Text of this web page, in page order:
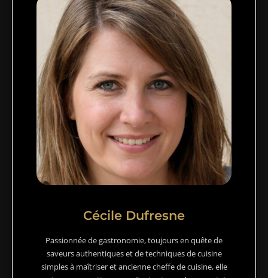
Cécile Dufresne
Passionnée de gastronomie, toujours en quête de
saveurs authentiques et de techniques de cuisine
simples à maîtriser et ancienne cheffe de cuisine, elle